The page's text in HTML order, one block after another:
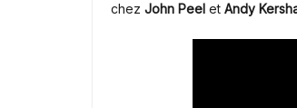
chez John Peel et Andy